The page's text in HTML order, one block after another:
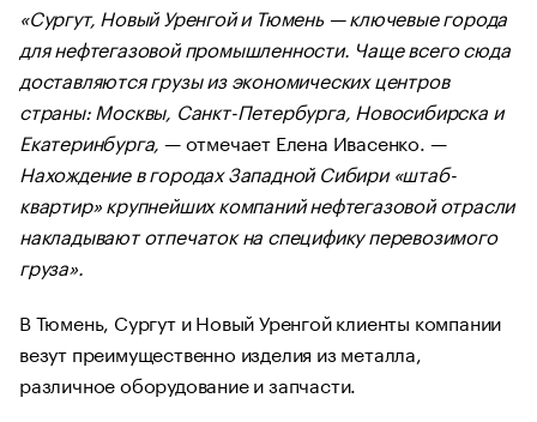
«Сургут, Новый Уренгой и Тюмень — ключевые города
для нефтегазовой промышленности. Чаще всего сюда
доставляются грузы из экономических центров
страны: Москвы, Санкт-Петербурга, Новосибирска и
Екатеринбурга,— отмечает Елена Ивасенко. —
Нахождение в городах Западной Сибири «штаб-
квартир» крупнейших компаний нефтегазовой отрасли
накладывают отпечаток на специфику перевозимого
груза».
В Тюмень, Сургут и Новый Уренгой клиенты компании
везут преимущественно изделия из металла,
различное оборудование и запчасти.